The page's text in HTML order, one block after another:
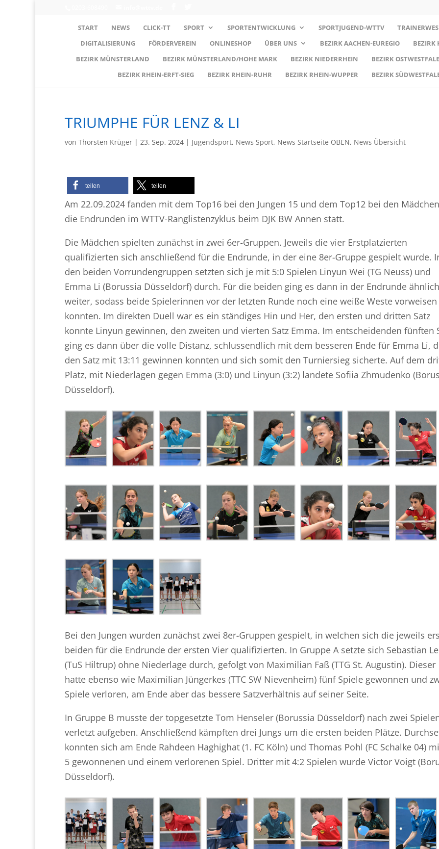
START NEWS CLICK-TT SPORT SPORTENTWICKLUNG SPORTJUGEND-WTTV
DIGITALISIERUNG
FÖRDERVEREIN ONLINESHOP ÜBER UNS BEZIRK AACHEN-EUREGIO BEZIRK
BEZIRK MÜNSTERLAND
BEZIRK MÜNSTERLAND/HOHE MARK BEZIRK NIEDERRHEIN BEZIRK
BEZIRK RHEIN-ERFT-SIEG
BEZIRK RHEIN-RUHR BEZIRK RHEIN-WUPPER BEZIRK
TRIUMPHE FÜR LENZ & LI
von Thorsten Krüger | 23. Sep. 2024 | Jugendsport, News Sport, News Startseite OBEN, News Übersicht
teilen teilen
Am 22.09.2024 fanden mit dem Top16 bei den Jungen 15 und dem Top12 bei den
die Endrunden im WTTV-Ranglistenzyklus beim DJK BW Annen statt.
Die Mädchen spielten zunächst in zwei 6er-Gruppen. Jeweils die vier Erstplatzierten
qualifizierten sich anschließend für die Endrunde, in der eine 8er-Gruppe gespielt wurde.
den beiden Vorrundengruppen setzten sich je mit 5:0 Spielen Linyun Wei (TG Neuss) und
Emma Li (Borussia Düsseldorf) durch. Für die beiden ging es dann in der Endrunde ähnlich
weiter, sodass beide Spielerinnen vor der letzten Runde noch eine weiße Weste vorweisen
konnten. Im direkten Duell war es ein ständiges Hin und Her, den ersten und dritten Satz
konnte Linyun gewinnen, den zweiten und vierten Satz Emma. Im entscheidenden fünften
ging es dann über die volle Distanz, schlussendlich mit dem besseren Ende für Emma Li,
den Satz mit 13:11 gewinnen konnten und sich somit den Turniersieg sicherte. Auf dem
Platz, mit Niederlagen gegen Emma (3:0) und Linyun (3:2) landete Sofiia Zhmudenko
Düsseldorf).
Bei den Jungen wurden zunächst zwei 8er-Gruppen gespielt, in welchen sich die jeweils
beiden für die Endrunde der ersten Vier qualifizierten. In Gruppe A setzte sich Sebastian
(TuS Hiltrup) ohne Niederlage durch, gefolgt von Maximilian Faß (TTG St. Augustin). Dieser
hatte ebenso wie Maximilian Jüngerkes (TTC SW Nievenheim) fünf Spiele gewonnen und
Spiele verloren, am Ende aber das bessere Satzverhältnis auf seiner Seite.
In Gruppe B musste der topgesetzte Tom Henseler (Borussia Düsseldorf) nach zwei
verletzt aufgeben. Anschließend kämpften drei Jungs um die ersten beiden Plätze.
konnten sich am Ende Rahdeen Haghighat (1. FC Köln) und Thomas Pohl (FC Schalke 04)
5 gewonnenen und einem verlorenen Spiel. Dritter mit 4:2 Spielen wurde Victor Voigt
Düsseldorf).